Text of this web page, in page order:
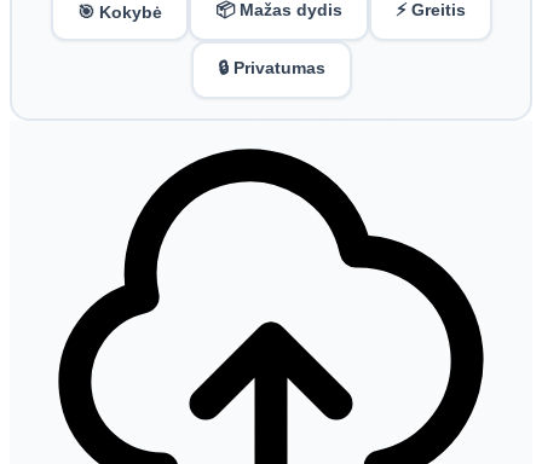
🎯 Kokybė 📦 Mažas dydis ⚡ Greitis
🔒 Privatumas